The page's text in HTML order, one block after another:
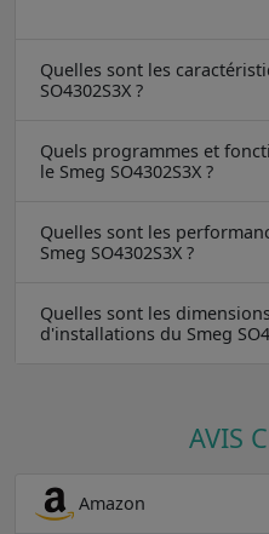
Quelles sont les
SO4302S3X ?
Quels programmes et
le Smeg SO4302S3X ?
Quelles sont les
Smeg SO4302S3X ?
Quelles sont les
d'installations du Smeg
AVIS
Amazon